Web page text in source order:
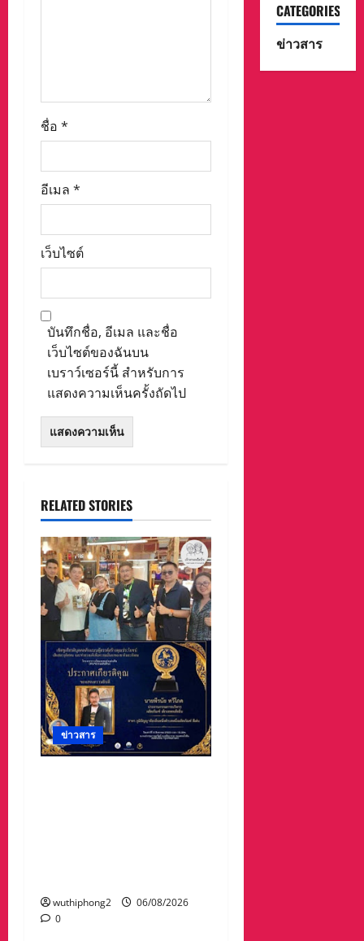
ชื่อ *
อีเมล *
เว็บไซต์
บันทึกชื่อ, อีเมล และชื่อ
เว็บไซต์ของฉันบน
เบราว์เซอร์นี้ สำหรับการ
แสดงความเห็นครั้งถัดไป
RELATED STORIES
ข่าวสาร
wuthiphong2
06/08/2026
0
CATEGORIES
ข่าวสาร